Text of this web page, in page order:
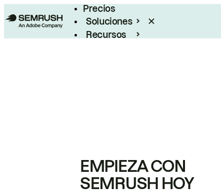
Precios
Soluciones
Recursos
EMPIEZA CON
SEMRUSH HOY